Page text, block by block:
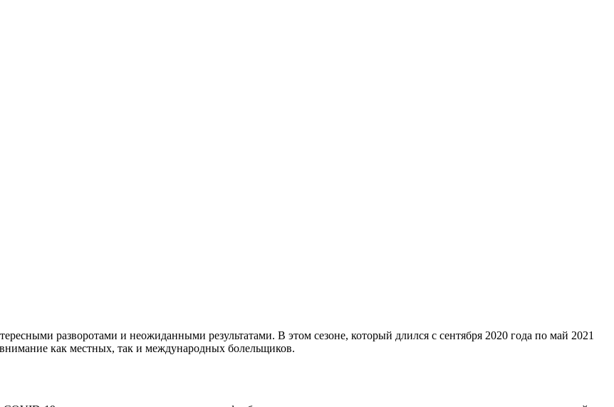
разворотами и неожиданными результатами. В этом сезоне, который длился с сентября 2020 года по май 2021
как местных, так и международных болельщиков.